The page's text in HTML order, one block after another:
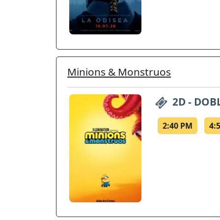
Minions & Monstruos
2D -
2:40 PM